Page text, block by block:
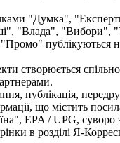
"Думка",
"Влада", "Вибори",
публікуються
створюється
публікація,
що містить
EPA / UPG, суворо
в розділі Я-